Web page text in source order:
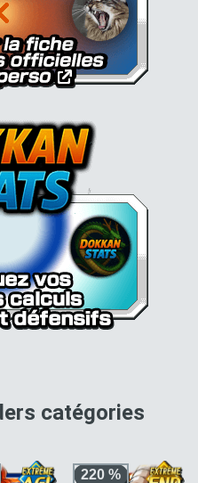
catégoriespour
220 %